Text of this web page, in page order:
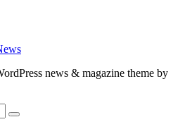
news & magazine theme by